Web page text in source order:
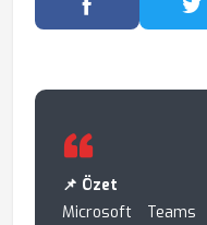
Facebook'ta
📌 Özet
Microsoft Teams